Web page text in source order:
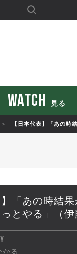
WATCH 見る
【日本代表】「あの時
】「あの時結
とやる」（伊
かる